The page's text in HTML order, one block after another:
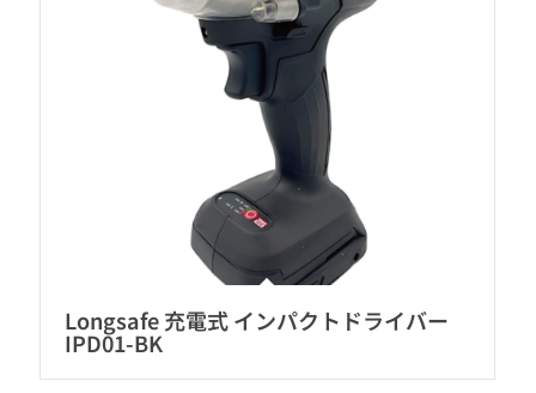
Longsafe 充電式 インパクトドライバー
IPD01-BK